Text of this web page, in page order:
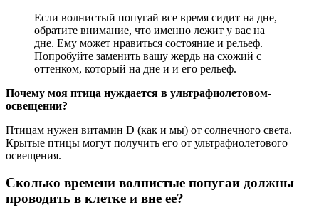
Если волнистый попугай все время сидит на дне,
обратите внимание, что именно лежит у вас на
дне. Ему может нравиться состояние и рельеф.
Попробуйте заменить вашу жердь на схожий с
оттенком, который на дне и и его рельеф.
Почему моя птица нуждается в ультрафиолетовом-
освещении?
Птицам нужен витамин D (как и мы) от солнечного света.
Крытые птицы могут получить его от ультрафиолетового
освещения.
Сколько времени волнистые попугаи должны
проводить в клетке и вне ее?